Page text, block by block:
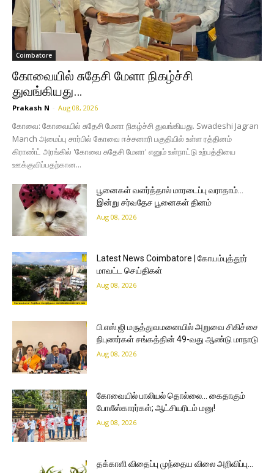
Coimbatore
கோவையில் சுதேசி மேளா நிகழ்ச்சி
துவங்கியது…
Prakash N - Aug 08, 2026
கோவை: கோவையில் சுதேசி மேளா நிகழ்ச்சி துவங்கியது. Swadeshi Jagran
Manch அமைப்பு சார்பில் கோவை ஈச்சனாரி பகுதியில் உள்ள ரத்தினம்
கிராண்ட் அரங்கில் 'கோவை சுதேசி மேளா' எனும் உள்நாட்டு உற்பத்தியை
ஊக்குவிப்பதற்கான...
பூனைகள் வளர்த்தால் மாரடைப்பு வராதாம்…
இன்று சர்வதேச பூனைகள் தினம்
Aug 08, 2026
Latest News Coimbatore | கோயம்புத்தூர்
மாவட்ட செய்திகள்
Aug 08, 2026
பி.எஸ்.ஜி மருத்துவமனையில் அறுவை சிகிச்சை
நிபுணர்கள் சங்கத்தின் 49-வது ஆண்டு மாநாடு
Aug 08, 2026
கோவையில் பாலியல் தொல்லை… கைதாகும்
போலீஸ்காரர்கள்; ஆட்சியரிடம் மனு!
Aug 08, 2026
தக்காளி விதைப்பு முந்தைய விலை அறிவிப்பு…